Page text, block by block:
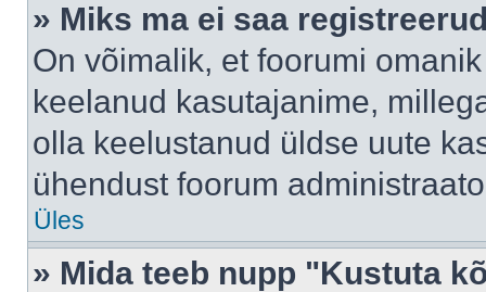
» Miks ma ei saa
On võimalik, et foorumi
keelanud kasutajanime,
olla keelustanud üldse uute
ühendust foorum
Üles
» Mida teeb nupp "Kustuta